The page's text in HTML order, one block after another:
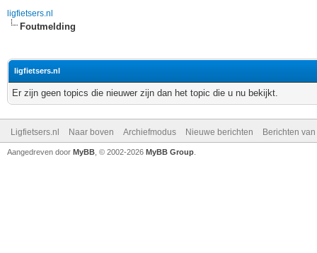
ligfietsers.nl
Foutmelding
ligfietsers.nl
Er zijn geen topics die nieuwer zijn dan het topic die u nu bekijkt.
Ligfietsers.nl Naar boven Archiefmodus Nieuwe berichten Berichten
Aangedreven door MyBB , © 2002-2026 MyBB Group